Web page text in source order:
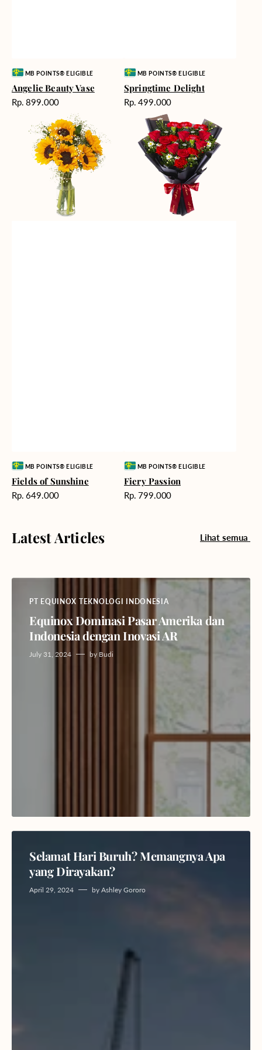
Vendor:MB POINTS® ELIGIBLE
Angelic Beauty Vase
Harga
Rp. 899.000
Vendor:MB POINTS® ELIGIBLE
Springtime Delight
Harga
Rp. 499.000
Sunshine
Vendor:MB POINTS® ELIGIBLE
Fields of Sunshine
Harga
Rp. 649.000
Passion
Vendor:MB POINTS® ELIGIBLE
Fiery Passion
Harga
Rp. 799.000
Latest Articles Lihat semua
PT EQUINOX TEKNOLOGI INDONESIA
Equinox Dominasi Pasar Amerika dan
Indonesia dengan Inovasi AR
July 31, 2024 by Budi
Selamat Hari Buruh? Memangnya Apa
yang Dirayakan?
April 29, 2024 by Ashley Gororo